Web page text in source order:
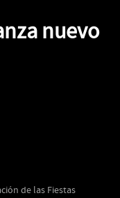
nuevo
de las Fiestas